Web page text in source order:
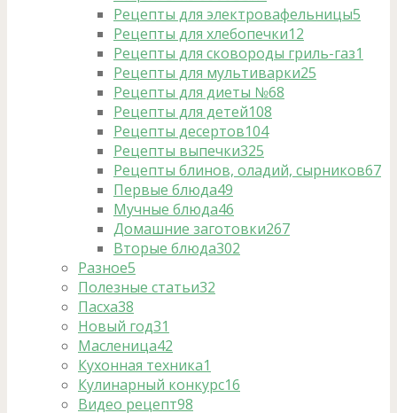
Рецепты для электровафельницы5
Рецепты для хлебопечки12
Рецепты для сковороды гриль-газ1
Рецепты для мультиварки25
Рецепты для диеты №68
Рецепты для детей108
Рецепты десертов104
Рецепты выпечки325
Рецепты блинов, оладий, сырников67
Первые блюда49
Мучные блюда46
Домашние заготовки267
Вторые блюда302
Разное5
Полезные статьи32
Пасха38
Новый год31
Масленица42
Кухонная техника1
Кулинарный конкурс16
Видео рецепт98